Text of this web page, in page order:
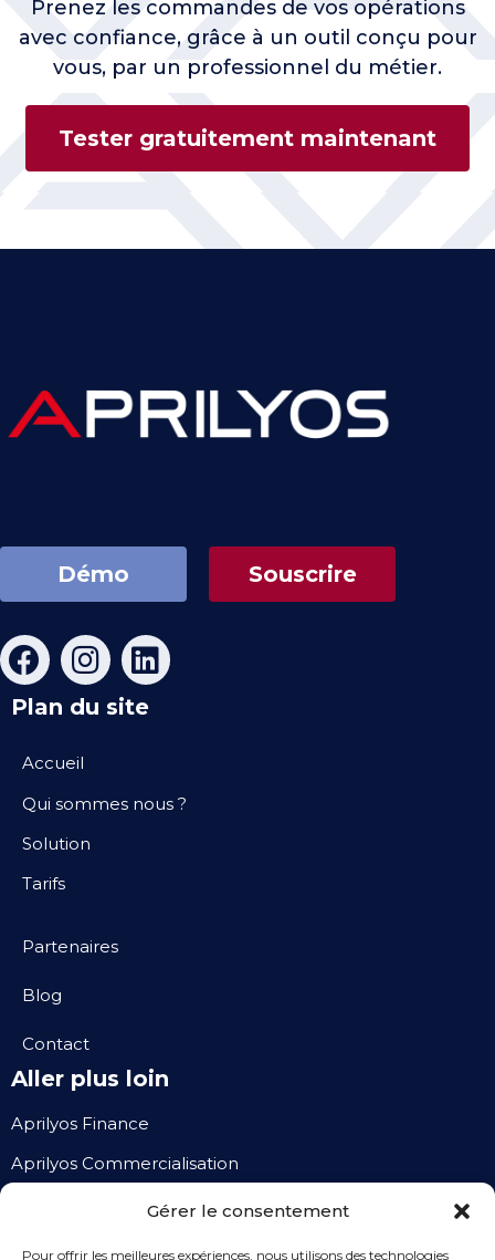
Gérer le consentement
Pour offrir les meilleures expériences, nous utilisons des technologies
Prenez les commandes de vos opérations
avec confiance, grâce à un outil conçu pour
vous, par un professionnel du métier.
Tester gratuitement maintenant
Démo Souscrire
Plan du site
Accueil
Qui sommes nous ?
Solution
Tarifs
Partenaires
Blog
Contact
Aller plus loin
Aprilyos Finance
Aprilyos Commercialisation
Nous contacter